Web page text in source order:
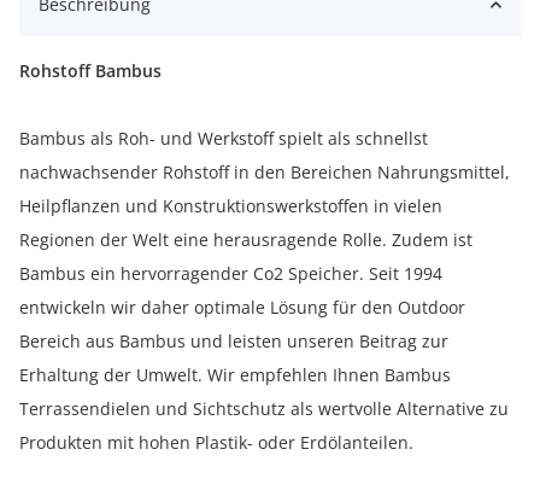
Rohstoff Bambus
Bambus als Roh- und Werkstoff spielt als schnellst
nachwachsender Rohstoff in den Bereichen Nahrungsmittel,
Heilpflanzen und Konstruktionswerkstoffen in vielen
Regionen der Welt eine herausragende Rolle. Zudem ist
Bambus ein hervorragender Co2 Speicher. Seit 1994
entwickeln wir daher optimale Lösung für den Outdoor
Bereich aus Bambus und leisten unseren Beitrag zur
Erhaltung der Umwelt. Wir empfehlen Ihnen Bambus
Terrassendielen und Sichtschutz als wertvolle Alternative zu
Produkten mit hohen Plastik- oder Erdölanteilen.